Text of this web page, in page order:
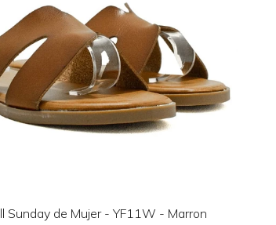
Sunday de Mujer - YF11W - Marron